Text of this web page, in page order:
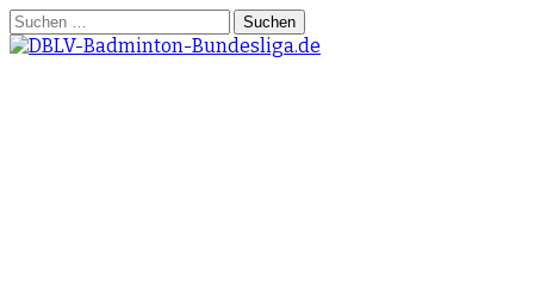
Springe
zum
Suchen
nach: